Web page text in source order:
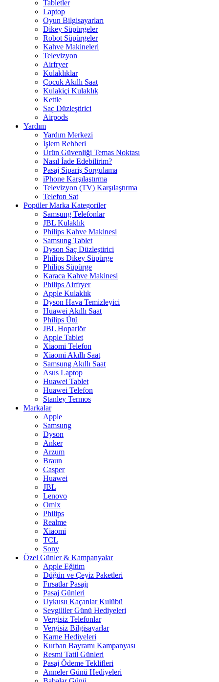
Tabletler
Laptop
Oyun Bilgisayarları
Dikey Süpürgeler
Robot Süpürgeler
Kahve Makineleri
Televizyon
Airfryer
Kulaklıklar
Çocuk Akıllı Saat
Kulakiçi Kulaklık
Kettle
Saç Düzleştirici
Airpods
Yardım
Yardım Merkezi
İşlem Rehberi
Ürün Güvenliği Temas Noktası
Nasıl İade Edebilirim?
Pasaj Sipariş Sorgulama
iPhone Karşılaştırma
Televizyon (TV) Karşılaştırma
Telefon Sat
Popüler Marka Kategoriler
Samsung Telefonlar
JBL Kulaklık
Philips Kahve Makinesi
Samsung Tablet
Dyson Saç Düzleştirici
Philips Dikey Süpürge
Philips Süpürge
Karaca Kahve Makinesi
Philips Airfryer
Apple Kulaklık
Dyson Hava Temizleyici
Huawei Akıllı Saat
Philips Ütü
JBL Hoparlör
Apple Tablet
Xiaomi Telefon
Xiaomi Akıllı Saat
Samsung Akıllı Saat
Asus Laptop
Huawei Tablet
Huawei Telefon
Stanley Termos
Markalar
Apple
Samsung
Dyson
Anker
Arzum
Braun
Casper
Huawei
JBL
Lenovo
Omix
Philips
Realme
Xiaomi
TCL
Sony
Özel Günler & Kampanyalar
Apple Eğitim
Düğün ve Çeyiz Paketleri
Fırsatlar Pasajı
Pasaj Günleri
Uykusu Kaçanlar Kulübü
Sevgililer Günü Hediyeleri
Vergisiz Telefonlar
Vergisiz Bilgisayarlar
Karne Hediyeleri
Kurban Bayramı Kampanyası
Resmi Tatil Günleri
Pasaj Ödeme Teklifleri
Anneler Günü Hediyeleri